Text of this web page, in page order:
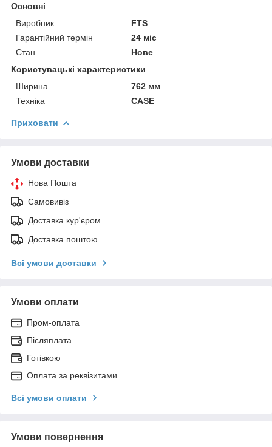
Основні
Виробник
FTS
Гарантійний термін
24 міс
Стан
Нове
Користувацькi характеристики
Ширина
762 мм
Техніка
CASE
Приховати
Умови доставки
Нова Пошта
Самовивіз
Доставка кур'єром
Доставка поштою
Всі умови доставки
Умови оплати
Пром-оплата
Післяплата
Готівкою
Оплата за реквізитами
Всі умови оплати
Умови повернення